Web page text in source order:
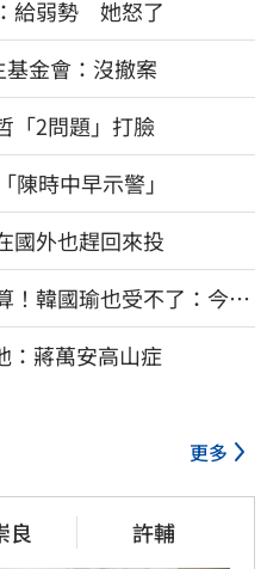
給弱勢 她怒了
金會：沒撤案
2問題」打臉
時中早示警」
國外也趕回來投
！韓國瑜也受不了：今年
：蔣萬安高山症
更多
良 許輔